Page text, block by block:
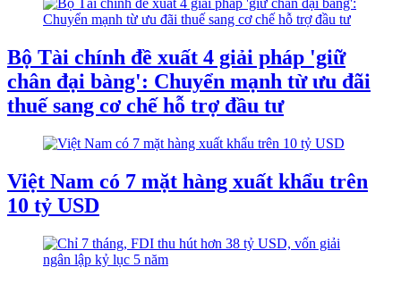
Bộ Tài chính đề xuất 4 giải pháp 'giữ
chân đại bàng': Chuyển mạnh từ ưu đãi
thuế sang cơ chế hỗ trợ đầu tư
Việt Nam có 7 mặt hàng xuất khẩu trên
10 tỷ USD